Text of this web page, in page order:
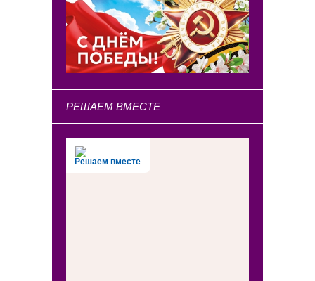
РЕШАЕМ ВМЕСТЕ
Решаем вместе